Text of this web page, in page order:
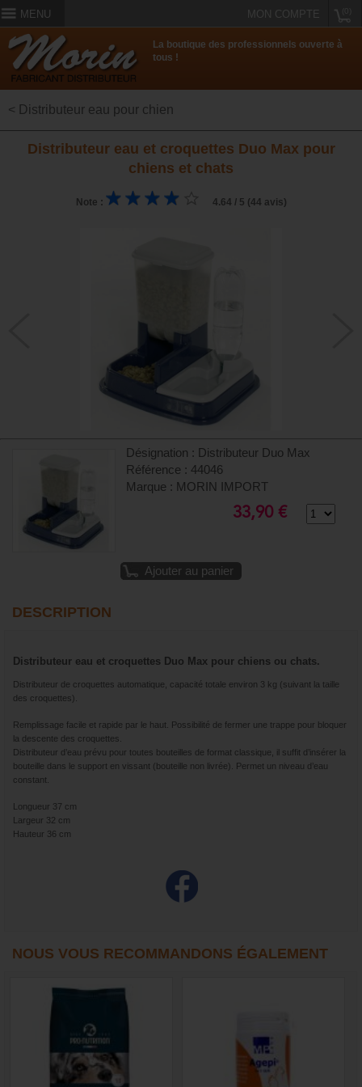
MENU MON COMPTE
La boutique des professionnels ouverte à
tous !
< Distributeur eau pour chien
Distributeur eau et croquettes Duo Max pour
chiens et chats
Note : 4.64 / 5 (44 avis)
Désignation : Distributeur Duo Max
Référence : 44046
Marque : MORIN IMPORT
33,90 €
Ajouter au panier
DESCRIPTION
Distributeur eau et croquettes Duo Max pour chiens ou chats.
Distributeur de croquettes automatique, capacité totale environ 3 kg (suivant la taille
des croquettes).
Remplissage facile et rapide par le haut. Possibilité de fermer une trappe pour bloquer
la descente des croquettes.
Distributeur d’eau prévu pour toutes bouteilles de format classique, il suffit d’insérer la
bouteille dans le support en vissant (bouteille non livrée). Permet un niveau d’eau
constant.
Longueur 37 cm
Largeur 32 cm
Hauteur 36 cm
NOUS VOUS RECOMMANDONS ÉGALEMENT